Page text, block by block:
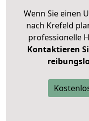
Wenn Sie einen
nach Krefeld
professionelle
Kontaktieren